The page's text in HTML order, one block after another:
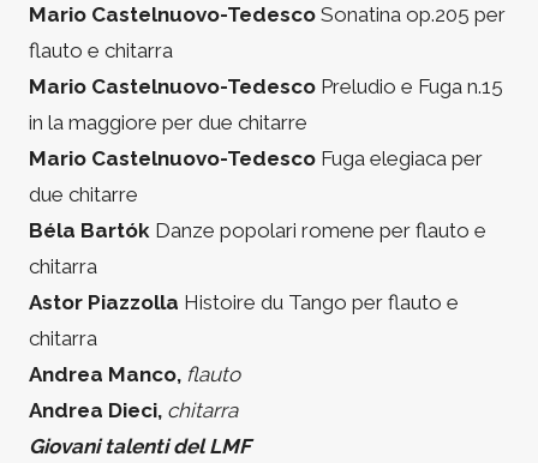
Mario Castelnuovo-Tedesco Sonatina op.205 per
flauto e chitarra
Mario Castelnuovo-Tedesco Preludio e Fuga n.15
in la maggiore per due chitarre
Mario Castelnuovo-Tedesco Fuga elegiaca per
due chitarre
Béla Bartók Danze popolari romene per flauto e
chitarra
Astor Piazzolla Histoire du Tango per flauto e
chitarra
Andrea Manco, flauto
Andrea Dieci, chitarra
Giovani talenti del LMF